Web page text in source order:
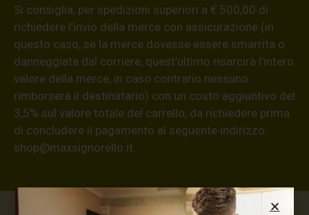
Si consiglia, per spedizioni superiori a € 500,00 di
richiedere l’invio della merce con assicurazione (in
questo caso, se la merce dovesse essere smarrita o
danneggiata dal corriere, quest’ultimo risarcirà l’intero
valore della merce, in caso contrario nessuno
rimborserà il destinatario) con un costo aggiuntivo del
3,5% sul valore totale del carrello, da richiedere prima
di concludere il pagamento al seguente indirizzo:
shop@maxsignorello.it